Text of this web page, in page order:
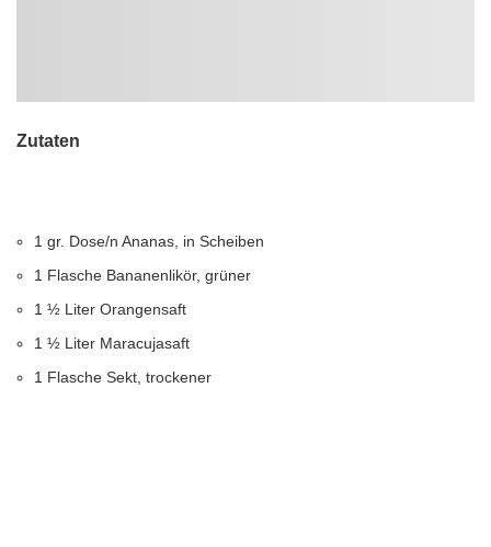
Zutaten
1 gr. Dose/n Ananas, in Scheiben
1 Flasche Bananenlikör, grüner
1 ½ Liter Orangensaft
1 ½ Liter Maracujasaft
1 Flasche Sekt, trockener